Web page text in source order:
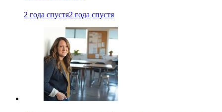
2 года спустя2 года спустя